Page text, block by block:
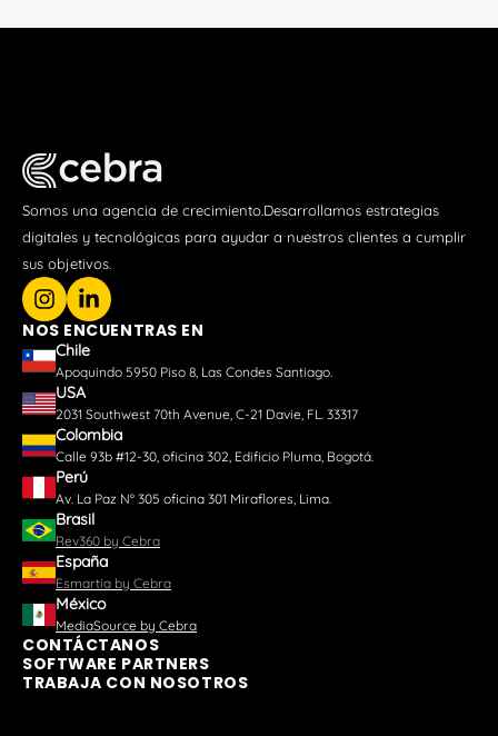
Somos una agencia de crecimiento.Desarrollamos estrategias
digitales y tecnológicas para ayudar a nuestros clientes a cumplir
sus objetivos.
NOS ENCUENTRAS EN
Chile
Apoquindo 5950 Piso 8, Las Condes Santiago.
USA
2031 Southwest 70th Avenue, C-21 Davie, FL. 33317
Colombia
Calle 93b #12-30, oficina 302, Edificio Pluma, Bogotá.
Perú
Av. La Paz N° 305 oficina 301 Miraflores, Lima.
Brasil
Rev360 by Cebra
España
Esmartia by Cebra
México
MediaSource by Cebra
CONTÁCTANOS
SOFTWARE PARTNERS
TRABAJA CON NOSOTROS